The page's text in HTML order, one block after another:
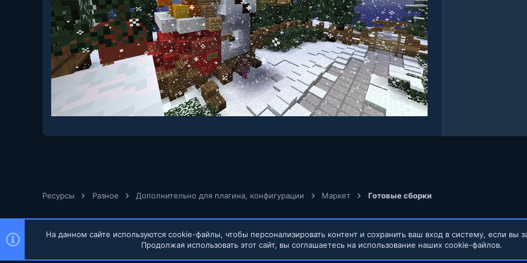
Ресурсы Разное Дополнительно для плагина, конфигурации Маркет Готовые сборки
Обратная связь Условия и правила
На данном сайте используются cookie-файлы, чтобы персонализировать контент и сохранить ваш вход в систему, если вы
Продолжая использовать этот сайт, вы соглашаетесь на использование наших cookie-файлов.